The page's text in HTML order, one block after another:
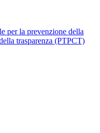
per la prevenzione della
trasparenza (PTPCT)